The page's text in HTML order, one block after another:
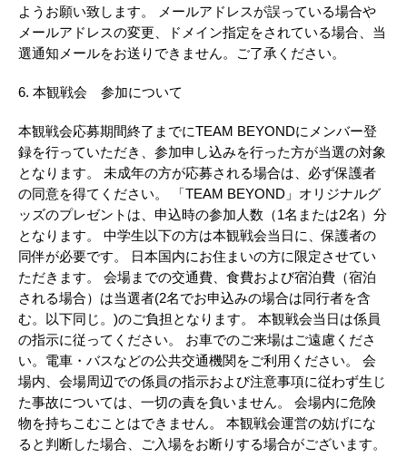
ようお願い致します。 メールアドレスが誤っている場合や
メールアドレスの変更、ドメイン指定をされている場合、当
選通知メールをお送りできません。ご了承ください。
6. 本観戦会 参加について
本観戦会応募期間終了までにTEAM BEYONDにメンバー登
録を行っていただき、参加申し込みを行った方が当選の対象
となります。 未成年の方が応募される場合は、必ず保護者
の同意を得てください。 「TEAM BEYOND」オリジナルグ
ッズのプレゼントは、申込時の参加人数（1名または2名）分
となります。 中学生以下の方は本観戦会当日に、保護者の
同伴が必要です。 日本国内にお住まいの方に限定させてい
ただきます。 会場までの交通費、食費および宿泊費（宿泊
される場合）は当選者(2名でお申込みの場合は同行者を含
む。以下同じ。)のご負担となります。 本観戦会当日は係員
の指示に従ってください。 お車でのご来場はご遠慮くださ
い。電車・バスなどの公共交通機関をご利用ください。 会
場内、会場周辺での係員の指示および注意事項に従わず生じ
た事故については、一切の責を負いません。 会場内に危険
物を持ちこむことはできません。 本観戦会運営の妨げにな
ると判断した場合、ご入場をお断りする場合がございます。